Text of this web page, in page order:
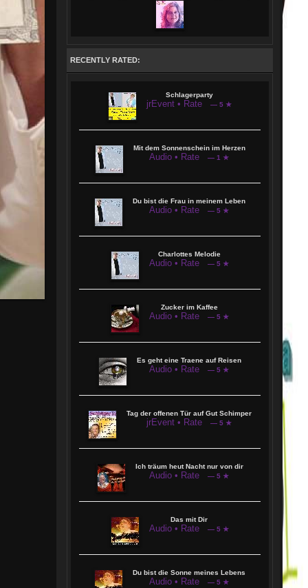
zu dürfen. Z.B. bei Flori Silbereisen oder Stefan Mross. 2021 erschien das
Album Mit dem Sonnenschein im Herzen und 2024 Bis ans Ende der Welt
Außerdem am 7 Mai 2024 erster Auftritt mit der Kollegin Anja Weiner in Can
RECENTLY RATED:
Schlagerparty
jrEvent • Rate — 5 ★
Mit dem Sonnenschein im Herzen
Audio • Rate — 1 ★
Du bist die Frau in meinem Leben
Audio • Rate — 5 ★
Charlottes Melodie
Audio • Rate — 5 ★
Zucker im Kaffee
Audio • Rate — 5 ★
Es geht eine Traene auf Reisen
Audio • Rate — 5 ★
Tag der offenen Tür auf Gut Schimper
jrEvent • Rate — 5 ★
Ich träum heut Nacht nur von dir
Audio • Rate — 5 ★
Das mit Dir
Audio • Rate — 5 ★
Du bist die Sonne meines Lebens
Audio • Rate — 5 ★